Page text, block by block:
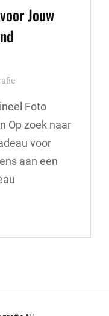
Jouw
Foto
Op zoek naar
voor
aan een